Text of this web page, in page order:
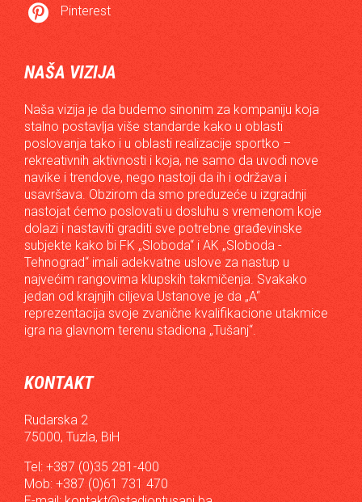
 Pinterest
NAŠA VIZIJA
Naša vizija je da budemo sinonim za kompaniju koja
stalno postavlja više standarde kako u oblasti
poslovanja tako i u oblasti realizacije sportko –
rekreativnih aktivnosti i koja, ne samo da uvodi nove
navike i trendove, nego nastoji da ih i održava i
usavršava. Obzirom da smo preduzeće u izgradnji
nastojat ćemo poslovati u dosluhu s vremenom koje
dolazi i nastaviti graditi sve potrebne građevinske
subjekte kako bi FK „Sloboda“ i AK „Sloboda -
Tehnograd“ imali adekvatne uslove za nastup u
najvećim rangovima klupskih takmičenja. Svakako
jedan od krajnjih ciljeva Ustanove je da „A“
reprezentacija svoje zvanične kvalifikacione utakmice
igra na glavnom terenu stadiona „Tušanj“.
KONTAKT
Rudarska 2
75000, Tuzla, BiH
Tel: +387 (0)35 281-400
Mob: +387 (0)61 731 470